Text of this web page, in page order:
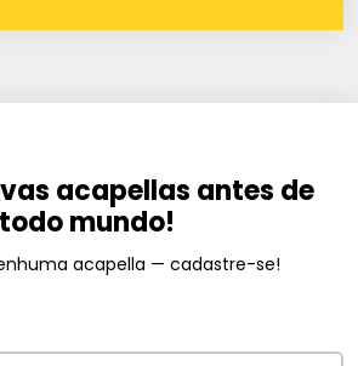
acapellas antes de
todo mundo!
acapella — cadastre-se!